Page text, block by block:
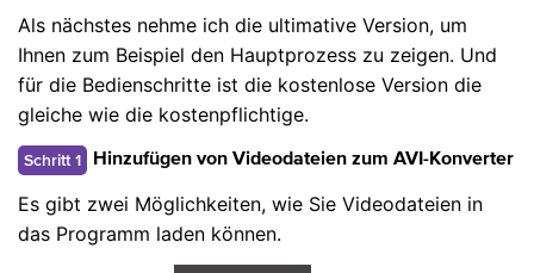
Als nächstes nehme ich die ultimative Version, um
Ihnen zum Beispiel den Hauptprozess zu zeigen. Und
für die Bedienschritte ist die kostenlose Version die
gleiche wie die kostenpflichtige.
Schritt 1 Hinzufügen von Videodateien zum AVI-Konverter
Es gibt zwei Möglichkeiten, wie Sie Videodateien in
das Programm laden können.